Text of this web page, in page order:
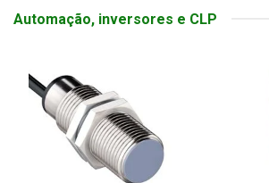
Automação, inversores e CLP